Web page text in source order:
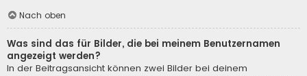
Nach oben
Was sind das für Bilder, die bei meinem Benutzernamen
angezeigt werden?
In der Beitragsansicht können zwei Bilder bei deinem